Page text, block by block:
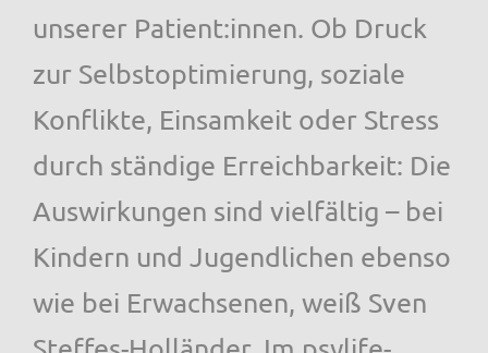
unserer Patient:innen. Ob Druck
zur Selbstoptimierung, soziale
Konflikte, Einsamkeit oder Stress
durch ständige Erreichbarkeit: Die
Auswirkungen sind vielfältig – bei
Kindern und Jugendlichen ebenso
wie bei Erwachsenen, weiß Sven